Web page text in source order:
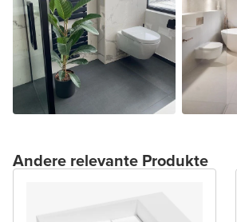
Andere relevante Produkte